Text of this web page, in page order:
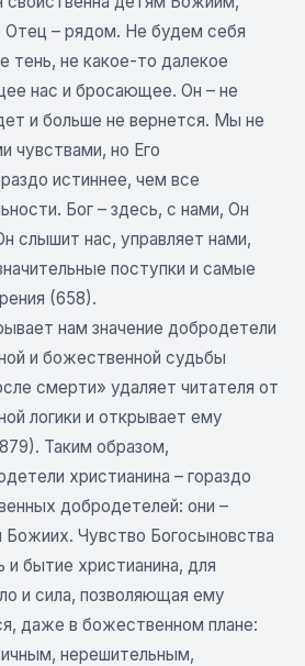
Отец – рядом. Не будем себя
тень, не какое-то далекое
нас и бросающее. Он – не
и больше не вернется. Мы не
чувствами, но Его
истиннее, чем все
Бог – здесь, с нами, Он
слышит нас, управляет нами,
поступки и самые
(658).
нам значение добродетели
и божественной судьбы
смерти» удаляет читателя от
логики и открывает ему
Таким образом,
христианина – гораздо
добродетелей: они –
Чувство Богосыновства
бытие христианина, для
и сила, позволяющая ему
даже в божественном плане:
нерешительным,